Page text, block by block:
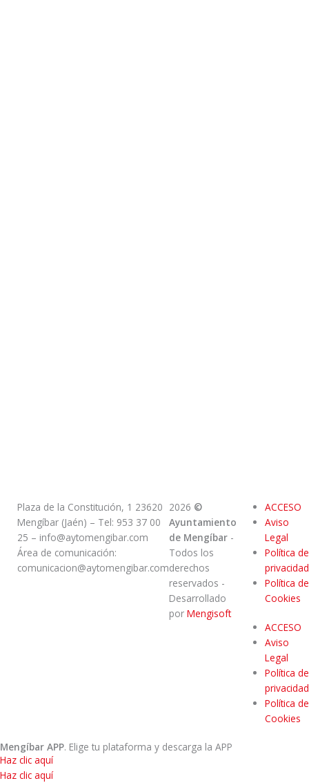
Plaza de la Constitución, 1 23620
Mengíbar (Jaén) – Tel: 953 37 00
25 – info@aytomengibar.com
Área de comunicación:
comunicacion@aytomengibar.com
2026 ©
Ayuntamiento
de Mengíbar -
Todos los
derechos
reservados -
Desarrollado
por Mengisoft
ACCESO
Aviso
Legal
Política de
privacidad
Política de
Cookies
ACCESO
Aviso
Legal
Política de
privacidad
Política de
Cookies
Mengíbar APP. Elige tu plataforma y descarga la APP
Haz clic aquí
Haz clic aquí